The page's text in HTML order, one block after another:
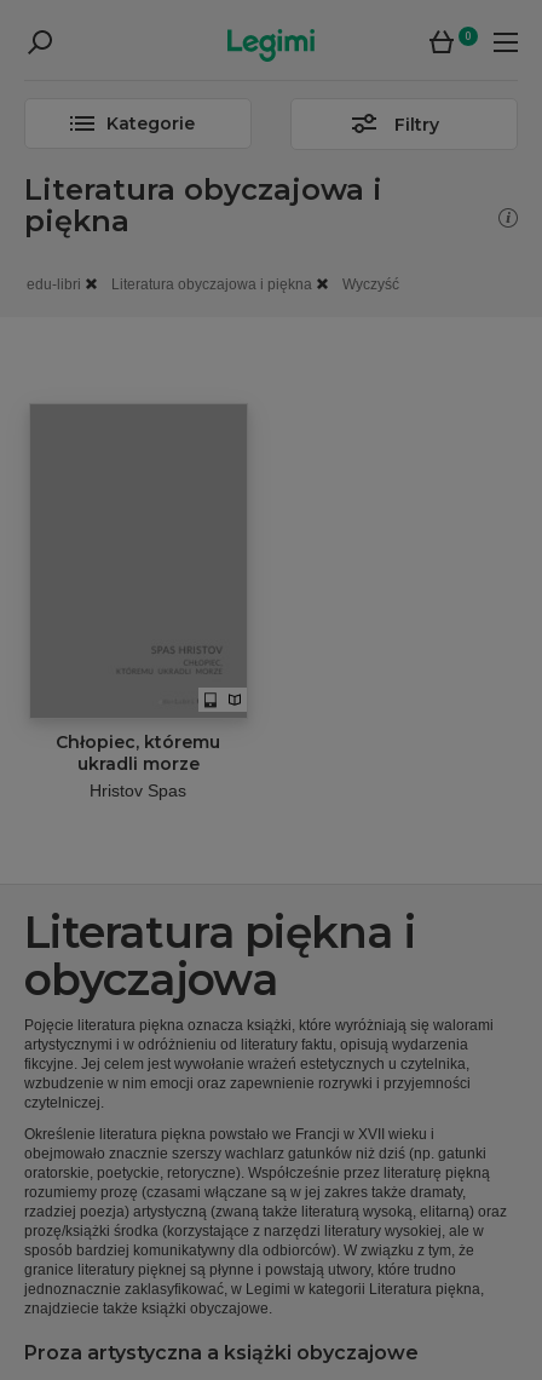
0
Kategorie Filtry
Literatura obyczajowa i
piękna
edu-libri Literatura obyczajowa i piękna Wyczyść
Chłopiec, któremu
ukradli morze
Hristov Spas
Literatura piękna i
obyczajowa
Pojęcie literatura piękna oznacza książki, które wyróżniają się walorami
artystycznymi i w odróżnieniu od literatury faktu, opisują wydarzenia
fikcyjne. Jej celem jest wywołanie wrażeń estetycznych u czytelnika,
wzbudzenie w nim emocji oraz zapewnienie rozrywki i przyjemności
czytelniczej.
Określenie literatura piękna powstało we Francji w XVII wieku i
obejmowało znacznie szerszy wachlarz gatunków niż dziś (np. gatunki
oratorskie, poetyckie, retoryczne). Współcześnie przez literaturę piękną
rozumiemy prozę (czasami włączane są w jej zakres także dramaty,
rzadziej poezja) artystyczną (zwaną także literaturą wysoką, elitarną) oraz
prozę/książki środka (korzystające z narzędzi literatury wysokiej, ale w
sposób bardziej komunikatywny dla odbiorców). W związku z tym, że
granice literatury pięknej są płynne i powstają utwory, które trudno
jednoznacznie zaklasyfikować, w Legimi w kategorii Literatura piękna,
znajdziecie także książki obyczajowe.
Proza artystyczna a książki obyczajowe